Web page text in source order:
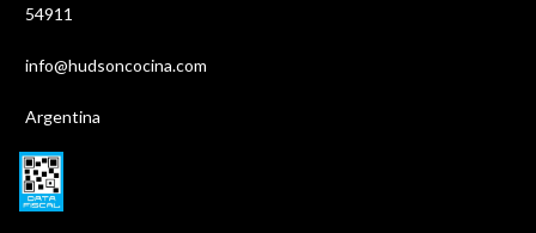
54911
info@hudsoncocina.com
Argentina